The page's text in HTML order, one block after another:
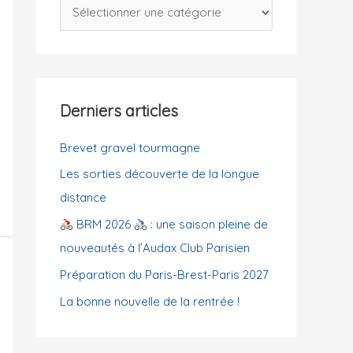
h
a
r
i
e
s
Derniers articles
Brevet gravel tourmagne
Les sorties découverte de la longue
distance
BRM 2026
: une saison pleine de
nouveautés à l’Audax Club Parisien
Préparation du Paris-Brest-Paris 2027
La bonne nouvelle de la rentrée !